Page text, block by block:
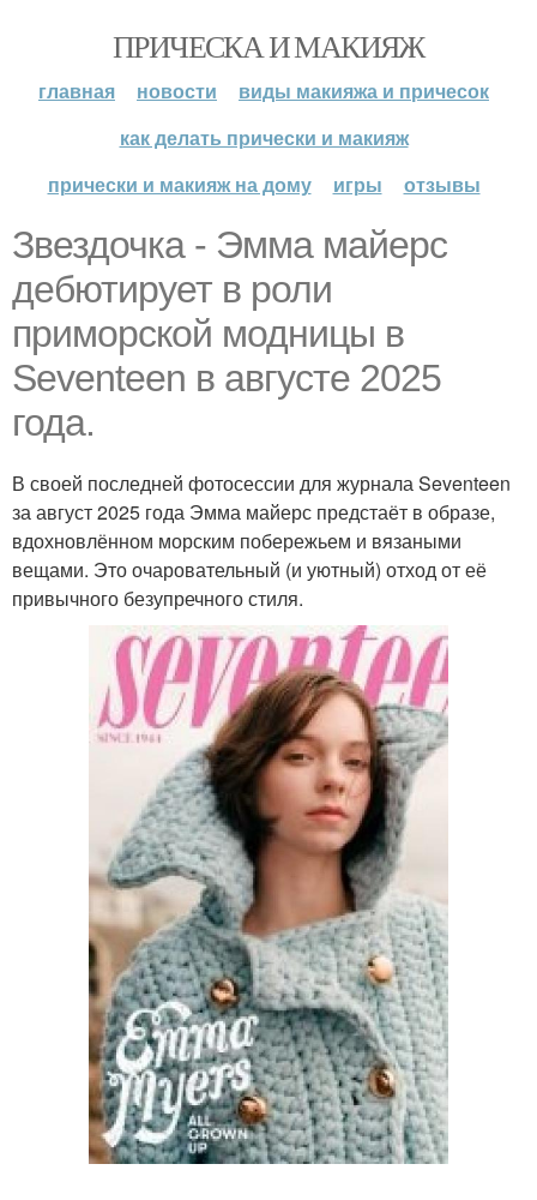
ПРИЧЕСКА И МАКИЯЖ
главная новости
виды макияжа и причесок
как делать прически и макияж
прически и макияж на дому
игры отзывы
Звездочка - Эмма майерс
дебютирует в роли
приморской модницы в
Seventeen в августе 2025
года.
В своей последней фотосессии для журнала Seventeen
за август 2025 года Эмма майерс предстаёт в образе,
вдохновлённом морским побережьем и вязаными
вещами. Это очаровательный (и уютный) отход от её
привычного безупречного стиля.